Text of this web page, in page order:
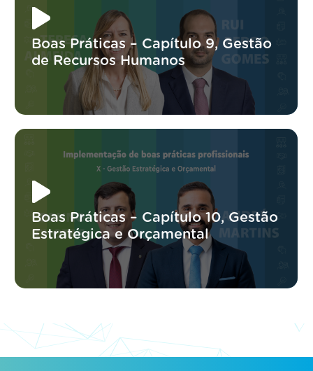
Boas Práticas – Capítulo 9, Gestão
de Recursos Humanos
Boas Práticas – Capítulo 10, Gestão
Estratégica e Orçamental